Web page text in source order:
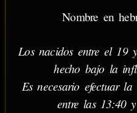
Nombre en
Los nacidos entre el 19
hecho bajo la
Es necesario efectuar
entre las 13:40